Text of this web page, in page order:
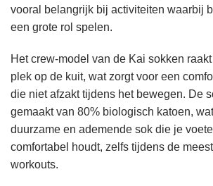
vooral belangrijk bij activiteiten waarbij
een grote rol spelen.
Het crew-model van de Kai sokken
plek op de kuit, wat zorgt voor een
die niet afzakt tijdens het bewegen. De
gemaakt van 80% biologisch katoen,
duurzame en ademende sok die je
comfortabel houdt, zelfs tijdens de
workouts.